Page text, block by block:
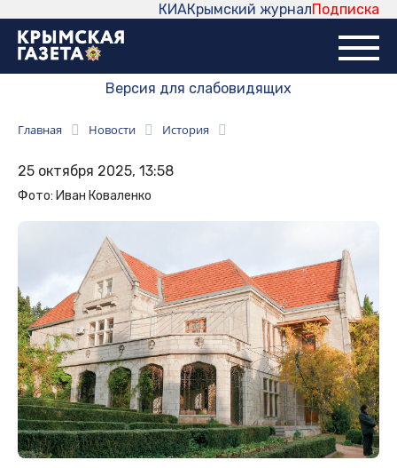
Подписка
Крымский журнал
КИА
Версия для слабовидящих
Главная Новости История
25 октября 2025, 13:58
Фото: Иван Коваленко